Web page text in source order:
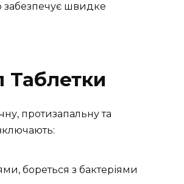
забезпечує швидке
Таблетки
протизапальну та
бореться з бактеріями